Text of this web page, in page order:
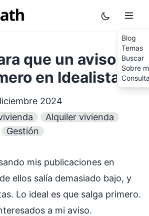
Toggle
Blog
Temas
Buscar
Sobre
que un aviso
en Idealista
2024
Alquiler vivienda
Gestión
mis publicaciones en
ellos salía demasiado bajo, y
Lo ideal es que salga primero.
a mi aviso.